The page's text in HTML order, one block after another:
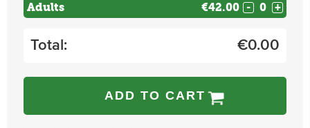
Adults €42.00 - +
Total: €0.00
ADD TO CART